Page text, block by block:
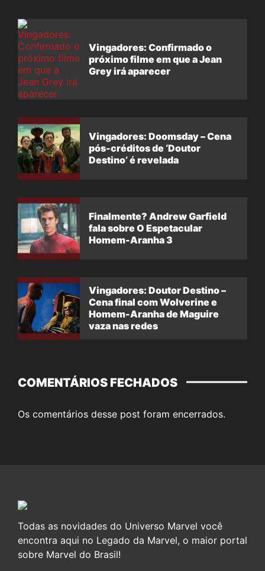
Vingadores: Confirmado o
próximo filme em que a Jean
Grey irá aparecer
Vingadores: Doomsday – Cena
pós-créditos de ‘Doutor
Destino’ é revelada
Finalmente? Andrew Garfield
fala sobre O Espetacular
Homem-Aranha 3
Vingadores: Doutor Destino –
Cena final com Wolverine e
Homem-Aranha de Maguire
vaza nas redes
COMENTÁRIOS FECHADOS
Os comentários desse post foram encerrados.
Todas as novidades do Universo Marvel você
encontra aqui no Legado da Marvel, o maior portal
sobre Marvel do Brasil!